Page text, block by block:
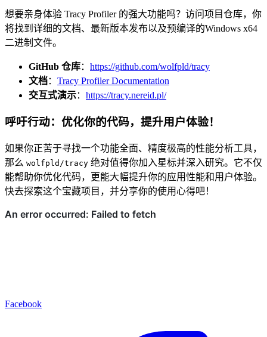
想要亲身体验 Tracy Profiler 的强大功能吗？访问项目仓库，你
将找到详细的文档、最新版本发布以及预编译的Windows x64
二进制文件。
GitHub 仓库： https://github.com/wolfpld/tracy
文档： Tracy Profiler Documentation
交互式演示： https://tracy.nereid.pl/
呼吁行动：优化你的代码，提升用户体验！
如果你正苦于寻找一个功能全面、精度极高的性能分析工具，
那么 wolfpld/tracy 绝对值得你加入星标并深入研究。它不仅
能帮助你优化代码，更能大幅提升你的应用性能和用户体验。
快去探索这个宝藏项目，并分享你的使用心得吧！
Facebook